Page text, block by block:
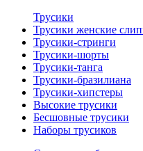
Трусики
Трусики женские
Трусики-стринги
Трусики-шорты
Трусики-танга
Трусики-бразилиана
Трусики-хипстеры
Высокие трусики
Бесшовные трусики
Наборы трусиков